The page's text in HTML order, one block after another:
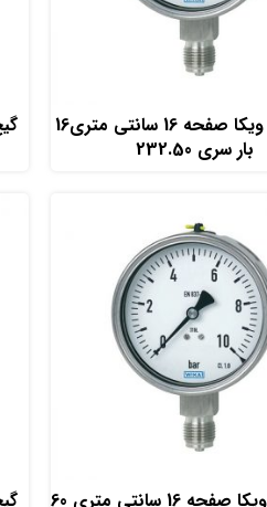
گیج فشار ویکا صفحه 16 سانتی متری16
بار سری 232.50
گیج فشار ویکا صفحه 16 سانتی متری 60